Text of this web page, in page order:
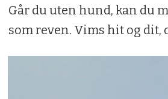
Går du uten hund, kan du
som reven. Vims hit og dit,